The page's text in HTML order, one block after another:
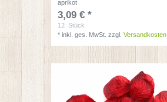
aprikot
3,09 € *
12 Stück
*inkl. ges. MwSt. zzgl.Versandkosten